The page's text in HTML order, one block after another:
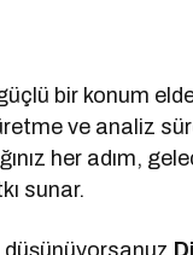
bir konum
ve analiz
her adım,
sunar.
düşünüyorsanuz